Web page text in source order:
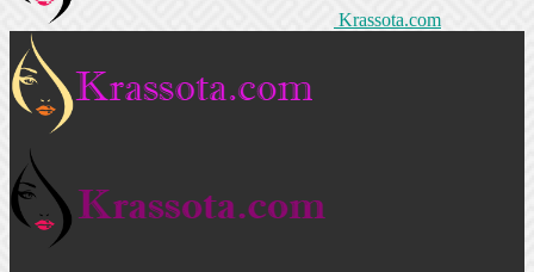
Krassota.com